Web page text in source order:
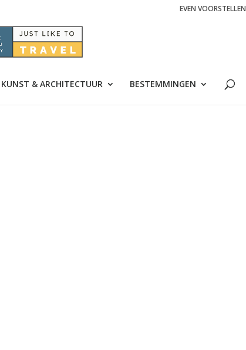
EVEN VOORSTELLEN
KUNST & ARCHITECTUUR BESTEMMINGEN